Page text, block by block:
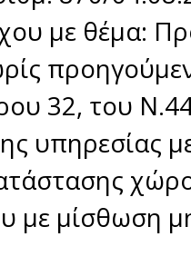
με θέμα:
32, του
υπηρεσίας
με μίσθωση